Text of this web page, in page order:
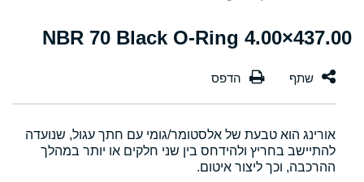
437.00×4.00 NBR 70 Black O-Ring
אורינג הוא טבעת של אלסטומר/גומי עם חתך עגול, שנועדה
להתיישב בחריץ ולהידחס בין שני חלקים או יותר במהלך
ההרכבה, וכך ליצור איטום.